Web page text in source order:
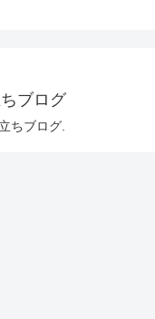
ブログ
ちブログ.